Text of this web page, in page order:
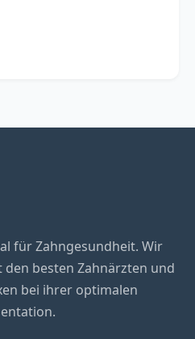
für Zahngesundheit. Wir
besten Zahnärzten und
bei ihrer optimalen